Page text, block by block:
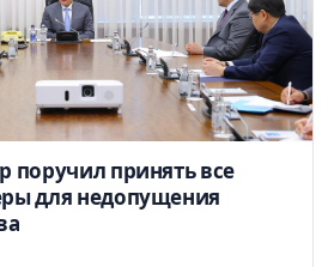
поручил принять все
для недопущения